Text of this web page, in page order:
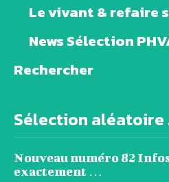
Le vivant & refaire
News Sélection
Rechercher
Sélection aléatoire
Nouveau numéro 82
exactement …